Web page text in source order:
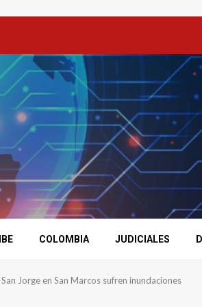
COLOMBIA JUDICIALES
Jorge en San Marcos sufren inundaciones